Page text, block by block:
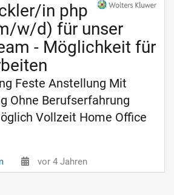
in php
w/d) für unser
- Möglichkeit für
Feste Anstellung Mit
Ohne Berufserfahrung
Vollzeit Home Office
vor 4 Jahren